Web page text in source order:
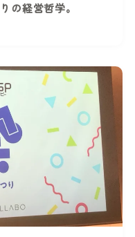
の経営哲学。